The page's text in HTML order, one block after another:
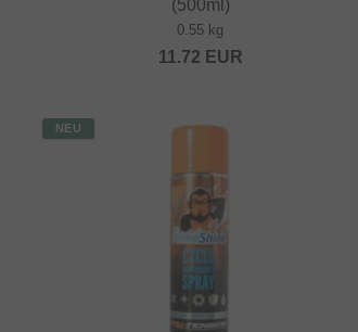
(500ml)
0.55 kg
11.72 EUR
NEU